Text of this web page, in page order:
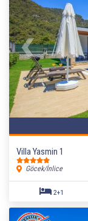
Villa Yasmin 1
Göcek/İnlice